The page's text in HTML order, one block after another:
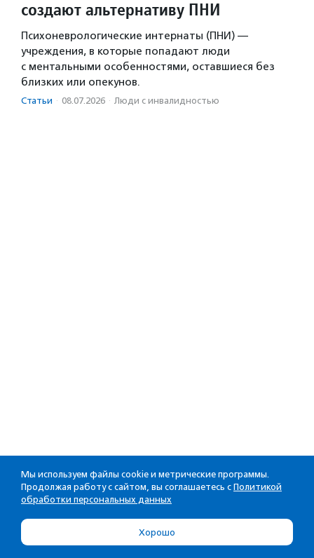
создают альтернативу ПНИ
Психоневрологические интернаты (ПНИ) —
учреждения, в которые попадают люди
с ментальными особенностями, оставшиеся без
близких или опекунов.
Статьи · 08.07.2026 · Люди с инвалидностью
Мы используем файлы cookie и метрические программы.
Продолжая работу с сайтом, вы соглашаетесь с Политикой
обработки персональных данных
Хорошо